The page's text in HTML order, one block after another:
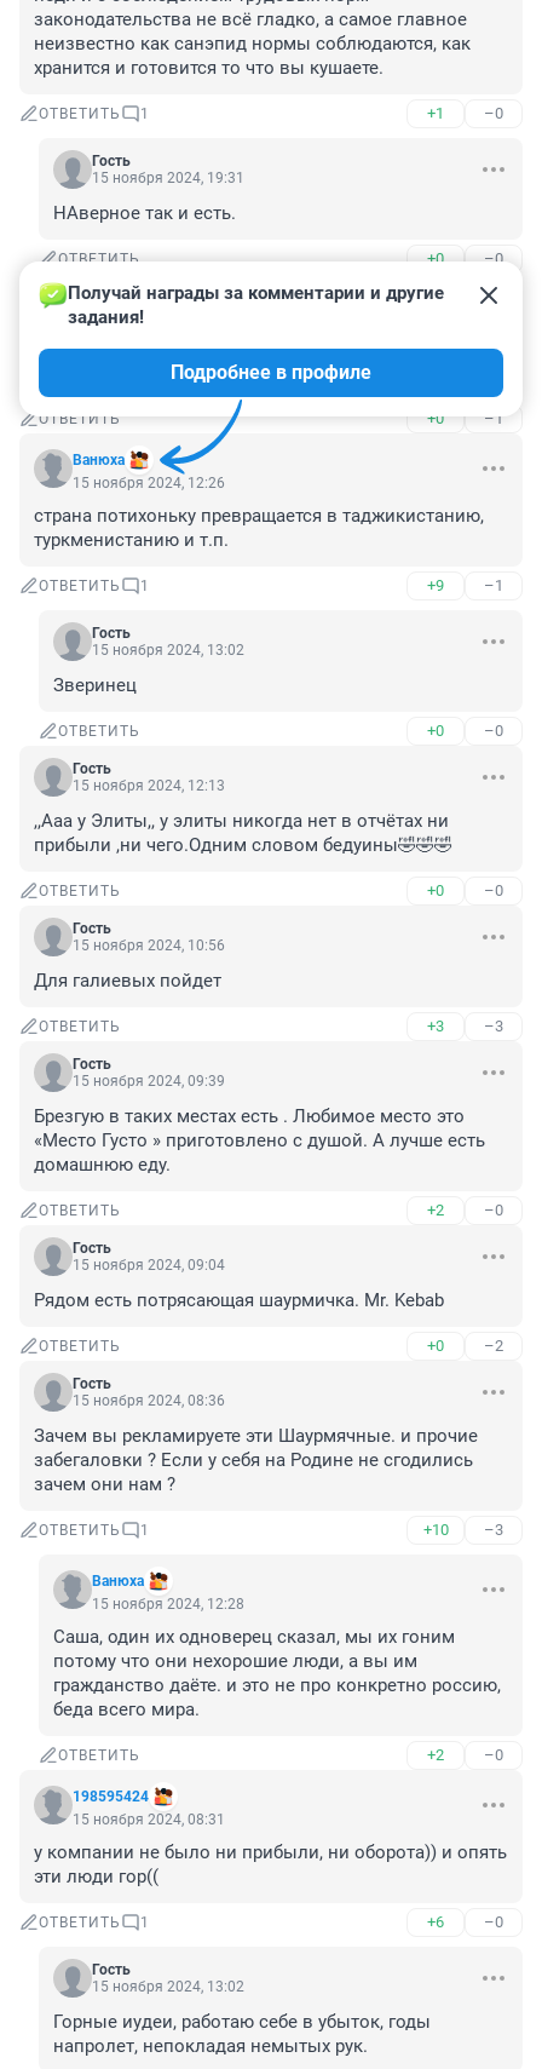
законодательства не всё гладко, а самое главное
неизвестно как санэпид нормы соблюдаются, как
хранится и готовится то что вы кушаете.
ОТВЕТИТЬ 1 +1 –0
Гость
15 ноября 2024, 19:31
НАверное так и есть.
ОТВЕТИТЬ +0 –0
Гость
15 ноября 2024, 12:59
52 рубля за 100 гр. , риса, и возникает вопрос а не
охамели ли чебуреки с ценами?
ОТВЕТИТЬ +0 –1
Вaнюхa
Получай награды за комментарии и другие
задания!
Подробнее в профиле
15 ноября 2024, 12:26
страна потихоньку превращается в таджикистанию,
туркменистанию и т.п.
ОТВЕТИТЬ 1 +9 –1
Гость
15 ноября 2024, 13:02
Зверинец
ОТВЕТИТЬ +0 –0
Гость
15 ноября 2024, 12:13
,,Ааа у Элиты,, у элиты никогда нет в отчётах ни
прибыли ,ни чего.Одним словом бедуины🤣🤣🤣
ОТВЕТИТЬ +0 –0
Гость
15 ноября 2024, 10:56
Для галиевых пойдет
ОТВЕТИТЬ +3 –3
Гость
15 ноября 2024, 09:39
Брезгую в таких местах есть . Любимое место это
«Место Густо » приготовлено с душой. А лучше есть
домашнюю еду.
ОТВЕТИТЬ +2 –0
Гость
15 ноября 2024, 09:04
Рядом есть потрясающая шаурмичка. Mr. Kebab
ОТВЕТИТЬ +0 –2
Гость
15 ноября 2024, 08:36
Зачем вы рекламируете эти Шаурмячные. и прочие
забегаловки ? Если у себя на Родине не сгодились
зачем они нам ?
ОТВЕТИТЬ 1 +10 –3
Вaнюхa
15 ноября 2024, 12:28
Саша, один их одноверец сказал, мы их гоним
потому что они нехорошие люди, а вы им
гражданство даёте. и это не про конкретно россию,
беда всего мира.
ОТВЕТИТЬ +2 –0
198595424
15 ноября 2024, 08:31
у компании не было ни прибыли, ни оборота)) и опять
эти люди гор((
ОТВЕТИТЬ 1 +6 –0
Гость
15 ноября 2024, 13:02
Горные иудеи, работаю себе в убыток, годы
напролет, непокладая немытых рук.